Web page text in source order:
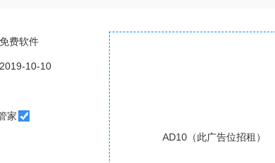
免费软件
2019-10-10
家
AD10（此广告位招租）